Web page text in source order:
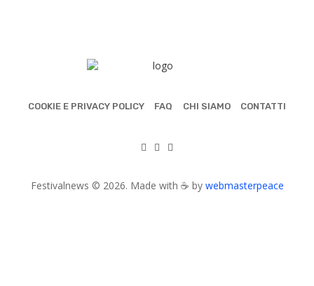
COOKIE E PRIVACY POLICY FAQ CHI SIAMO CONTATTI
Festivalnews © 2026. Made with ☕ by webmasterpeace